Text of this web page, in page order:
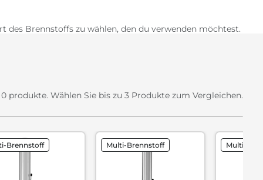
des Brennstoffs zu wählen, den du verwenden möchtest.
0 produkte. Wählen Sie bis zu 3 Produkte zum Vergleichen.
Brennstoff Multi-Brennstoff Multi-